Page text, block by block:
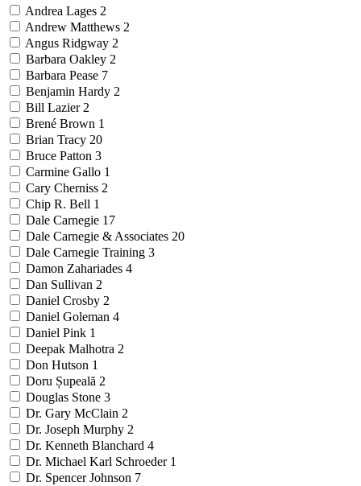
Andrea Lages 2
Andrew Matthews 2
Angus Ridgway 2
Barbara Oakley 2
Barbara Pease 7
Benjamin Hardy 2
Bill Lazier 2
Brené Brown 1
Brian Tracy 20
Bruce Patton 3
Carmine Gallo 1
Cary Cherniss 2
Chip R. Bell 1
Dale Carnegie 17
Dale Carnegie & Associates 20
Dale Carnegie Training 3
Damon Zahariades 4
Dan Sullivan 2
Daniel Crosby 2
Daniel Goleman 4
Daniel Pink 1
Deepak Malhotra 2
Don Hutson 1
Doru Șupeală 2
Douglas Stone 3
Dr. Gary McClain 2
Dr. Joseph Murphy 2
Dr. Kenneth Blanchard 4
Dr. Michael Karl Schroeder 1
Dr. Spencer Johnson 7